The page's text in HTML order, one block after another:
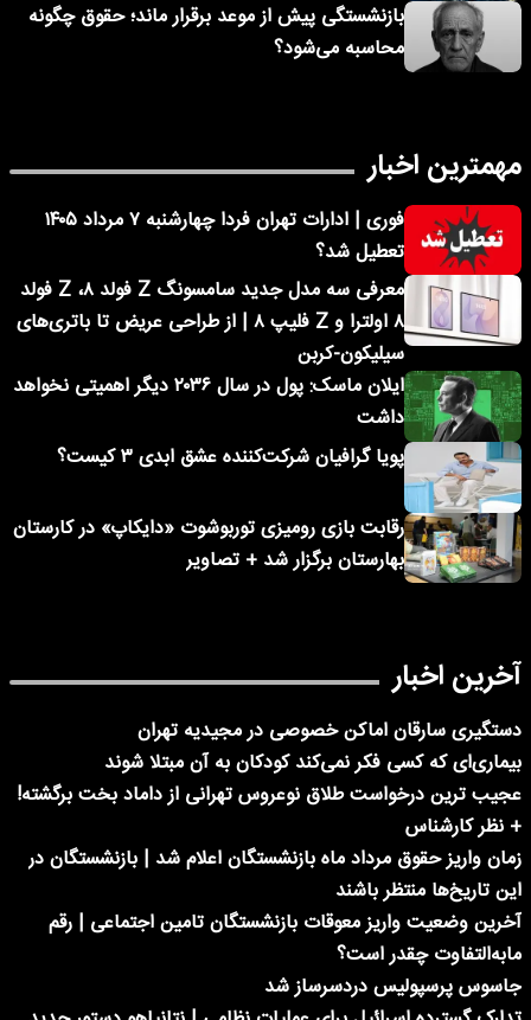
بازنشستگی پیش از موعد برقرار ماند؛ حقوق چگونه
محاسبه می‌شود؟
مهمترین اخبار
فوری | ادارات تهران فردا چهارشنبه ۷ مرداد ۱۴۰۵
تعطیل شد؟
معرفی سه مدل جدید سامسونگ Z فولد ۸، Z فولد
۸ اولترا و Z فلیپ ۸ | از طراحی عریض تا باتری‌های
سیلیکون-کربن
ایلان ماسک: پول در سال ۲۰۳۶ دیگر اهمیتی نخواهد
داشت
پویا گرافیان شرکت‌کننده عشق ابدی ۳ کیست؟
رقابت بازی رومیزی توربوشوت «دایکاپ» در کارستان
بهارستان برگزار شد + تصاویر
آخرین اخبار
دستگیری سارقان اماکن خصوصی در مجیدیه تهران
بیماری‌ای که کسی فکر نمی‌کند کودکان به آن مبتلا شوند
عجیب ترین درخواست طلاق نوعروس تهرانی از داماد بخت برگشته!
+ نظر کارشناس
زمان واریز حقوق مرداد ماه بازنشستگان اعلام شد | بازنشستگان در
این تاریخ‌ها منتظر باشند
آخرین وضعیت واریز معوقات بازنشستگان تامین اجتماعی | رقم
مابه‌التفاوت چقدر است؟
جاسوس پرسپولیس دردسرساز شد